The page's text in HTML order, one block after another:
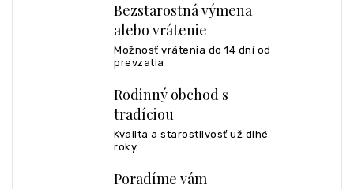
Bezstarostná výmena
alebo vrátenie
Možnosť vrátenia do 14 dní od
prevzatia
Rodinný obchod s
tradíciou
Kvalita a starostlivosť už dlhé
roky
Poradíme vám